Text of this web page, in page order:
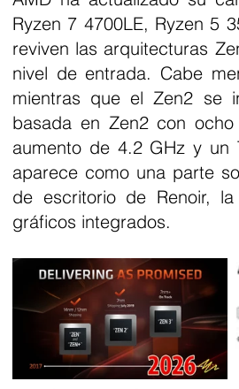
Ryzen 7 4700LE, Ryzen 5
reviven las arquitecturas
nivel de entrada. Cabe
mientras que el Zen2 se
basada en Zen2 con
aumento de 4.2 GHz y un
aparece como una parte
de escritorio de Renoir,
gráficos integrados.